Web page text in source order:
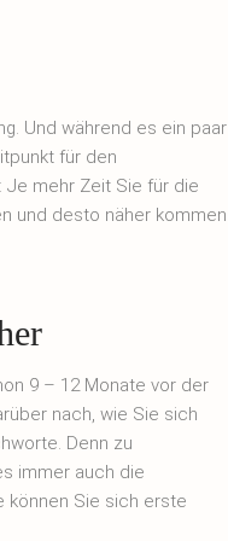
Und während es ein paar
für den
Je mehr Zeit Sie für die
und desto näher kommen
9 – 12 Monate vor der
nach, wie Sie sich
Denn zu
immer auch die
können Sie sich erste